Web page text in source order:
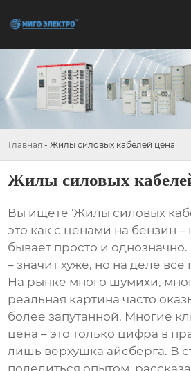
Главная - Жилы силовых кабелей цена
Жилы силовых
Вы ищете 'Жилы силовых
это как с ценами на бензин –
бывает просто и
– значит хуже, но на деле
На рынке много шумихи,
реальная картина часто
более запутанной. Многие
цена – это только цифра в
лишь верхушка айсберга. В